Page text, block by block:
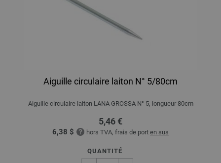
Aiguille circulaire laiton N° 5/80cm
Aiguille circulaire laiton LANA GROSSA N° 5, longueur 80cm
5,46 €
6,38 $ hors TVA, frais de port en sus
QUANTITÉ